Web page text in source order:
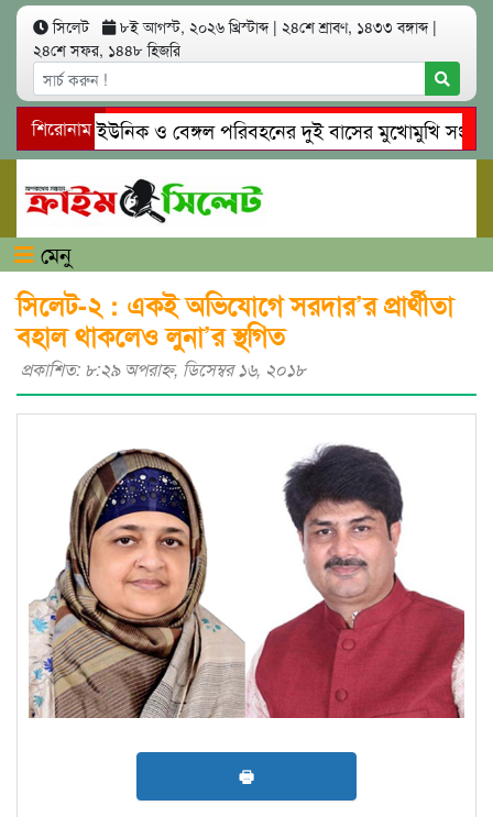
সিলেট ৮ই আগস্ট, ২০২৬ খ্রিস্টাব্দ | ২৪শে শ্রাবণ, ১৪৩৩ বঙ্গাব্দ |
২৪শে সফর, ১৪৪৮ হিজরি
শিরোনাম
সিলেটে ইউনিক ও বেঙ্গল পরিবহনের দুই বাসের মুখোমুখি সং’ঘ’র্ষে
গোয়াইনঘাটে প্রেমের ফাঁদে তরুণী পাচার: মাদকাসক্ত রিমালকে
মেনু
সিলেট-২ : একই অভিযোগে সরদার’র প্রার্থীতা
বহাল থাকলেও লুনা’র স্থগিত
প্রকাশিত: ৮:২৯ অপরাহ্ণ, ডিসেম্বর ১৬, ২০১৮
🖶